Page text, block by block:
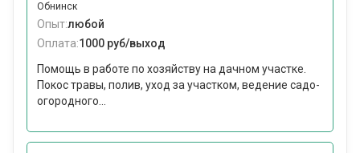
Обнинск
Опыт:любой
Оплата:1000 руб/выход
Помощь в работе по хозяйству на дачном участке.
Покос травы, полив, уход за участком, ведение садо-
огородного...